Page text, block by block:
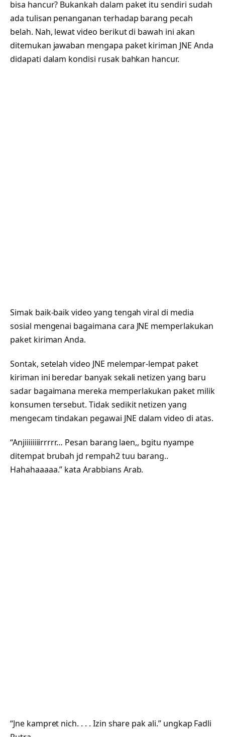
bisa hancur? Bukankah dalam paket itu sendiri sudah
ada tulisan penanganan terhadap barang pecah
belah. Nah, lewat video berikut di bawah ini akan
ditemukan jawaban mengapa paket kiriman JNE Anda
didapati dalam kondisi rusak bahkan hancur.
Simak baik-baik video yang tengah viral di media
sosial mengenai bagaimana cara JNE memperlakukan
paket kiriman Anda.
Sontak, setelah video JNE melempar-lempat paket
kiriman ini beredar banyak sekali netizen yang baru
sadar bagaimana mereka memperlakukan paket milik
konsumen tersebut. Tidak sedikit netizen yang
mengecam tindakan pegawai JNE dalam video di atas.
“Anjiiiiiiiirrrrr… Pesan barang laen,, bgitu nyampe
ditempat brubah jd rempah2 tuu barang..
Hahahaaaaa.” kata Arabbians Arab.
“Jne kampret nich. . . . Izin share pak ali.” ungkap Fadli